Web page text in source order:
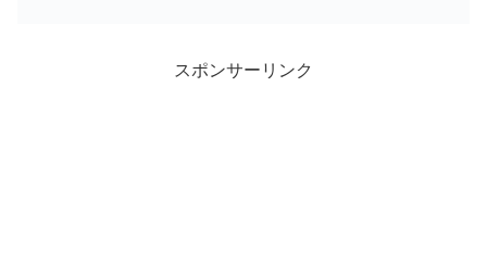
スポンサーリンク